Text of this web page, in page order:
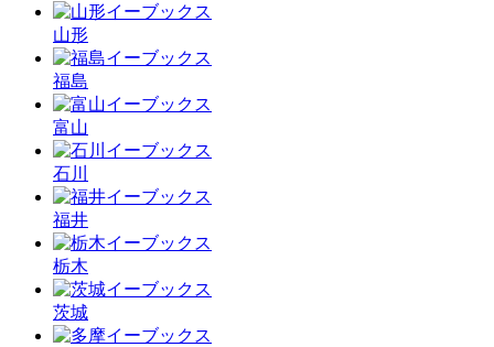
山形
福島
富山
石川
福井
栃木
茨城